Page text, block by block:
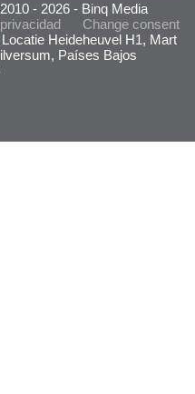
- 2026 - Binq Media
Change consent
Heideheuvel H1, Mart
Países Bajos